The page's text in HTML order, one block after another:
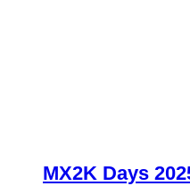
MX2K Days